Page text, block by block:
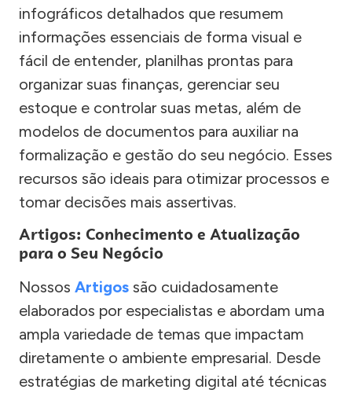
infográficos detalhados que resumem
informações essenciais de forma visual e
fácil de entender, planilhas prontas para
organizar suas finanças, gerenciar seu
estoque e controlar suas metas, além de
modelos de documentos para auxiliar na
formalização e gestão do seu negócio. Esses
recursos são ideais para otimizar processos e
tomar decisões mais assertivas.
Artigos: Conhecimento e Atualização
para o Seu Negócio
Nossos Artigos são cuidadosamente
elaborados por especialistas e abordam uma
ampla variedade de temas que impactam
diretamente o ambiente empresarial. Desde
estratégias de marketing digital até técnicas